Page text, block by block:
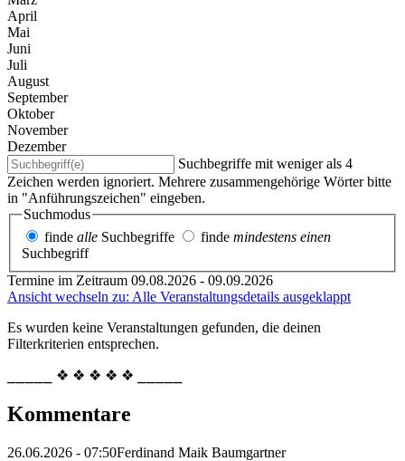
April
Mai
Juni
Juli
August
September
Oktober
November
Dezember
Suchbegriffe mit weniger als 4
Zeichen werden ignoriert. Mehrere zusammengehörige Wörter bitte
in "Anführungszeichen" eingeben.
Suchmodus
finde alle Suchbegriffe finde mindestens einen
Suchbegriff
Termine im Zeitraum 09.08.2026 - 09.09.2026
Ansicht wechseln zu: Alle Veranstaltungsdetails ausgeklappt
Es wurden keine Veranstaltungen gefunden, die deinen
Filterkriterien entsprechen.
⎯⎯⎯⎯⎯ ❖ ❖ ❖ ❖ ❖ ⎯⎯⎯⎯⎯
Kommentare
26.06.2026 - 07:50Ferdinand Maik Baumgartner